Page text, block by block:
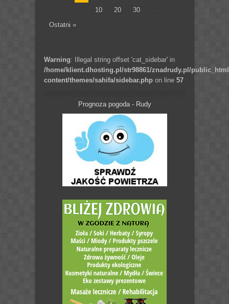
10
20 30
...
Ostatni »
Warning: Illegal string offset 'cat_sidebar' in
/home/klient.dhosting.pl/str98861/znadrudy.pl/
content/themes/sahifa/sidebar.phpon line 57
Prognoza pogoda - Rudy